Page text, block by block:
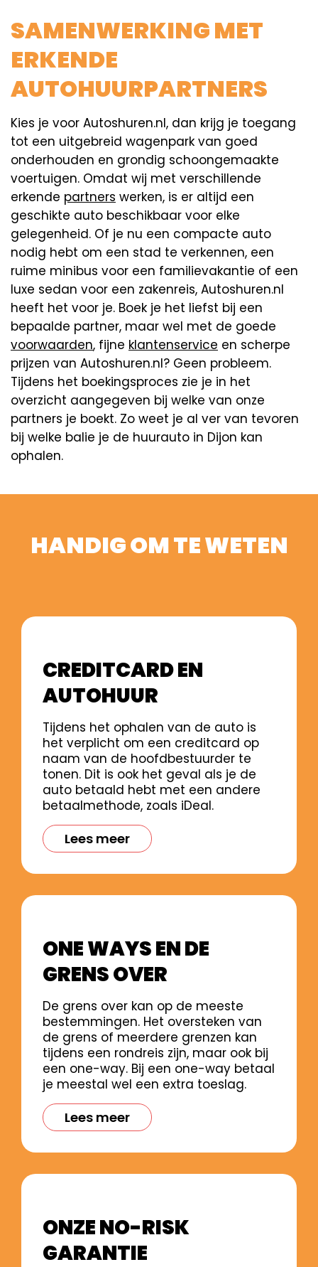
SAMENWERKING MET
ERKENDE
AUTOHUURPARTNERS
Kies je voor Autoshuren.nl, dan krijg je toegang
tot een uitgebreid wagenpark van goed
onderhouden en grondig schoongemaakte
voertuigen. Omdat wij met verschillende
erkende partners werken, is er altijd een
geschikte auto beschikbaar voor elke
gelegenheid. Of je nu een compacte auto
nodig hebt om een stad te verkennen, een
ruime minibus voor een familievakantie of een
luxe sedan voor een zakenreis, Autoshuren.nl
heeft het voor je. Boek je het liefst bij een
bepaalde partner, maar wel met de goede
voorwaarden, fijne klantenservice en scherpe
prijzen van Autoshuren.nl? Geen probleem.
Tijdens het boekingsproces zie je in het
overzicht aangegeven bij welke van onze
partners je boekt. Zo weet je al ver van tevoren
bij welke balie je de huurauto in Dijon kan
ophalen.
HANDIG OM TE WETEN
CREDITCARD EN
AUTOHUUR
Tijdens het ophalen van de auto is
het verplicht om een creditcard op
naam van de hoofdbestuurder te
tonen. Dit is ook het geval als je de
auto betaald hebt met een andere
betaalmethode, zoals iDeal.
Lees meer
ONE WAYS EN DE
GRENS OVER
De grens over kan op de meeste
bestemmingen. Het oversteken van
de grens of meerdere grenzen kan
tijdens een rondreis zijn, maar ook bij
een one-way. Bij een one-way betaal
je meestal wel een extra toeslag.
Lees meer
ONZE NO-RISK
GARANTIE